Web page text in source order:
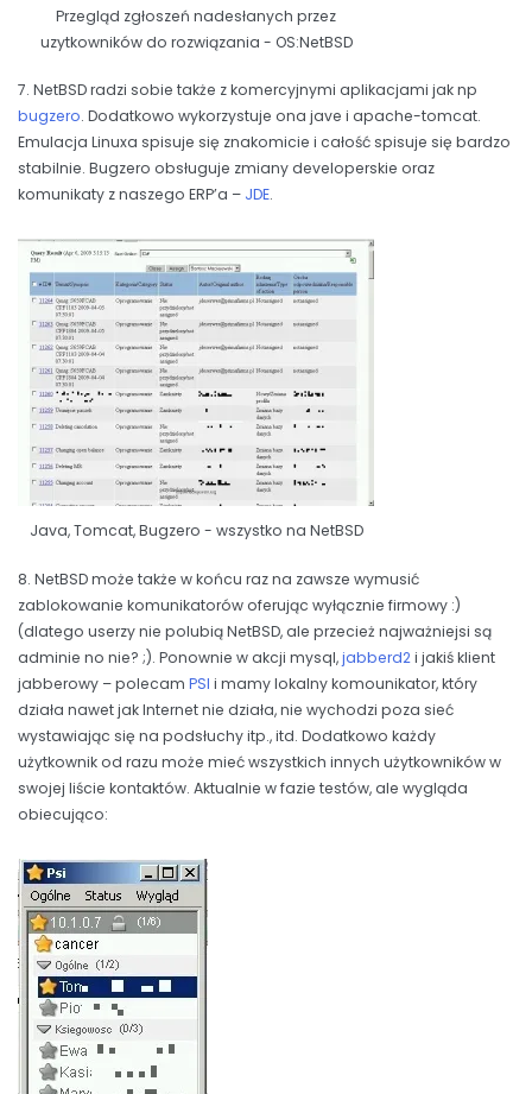
Przegląd zgłoszeń nadesłanych przez
uzytkowników do rozwiązania - OS:NetBSD
7. NetBSD radzi sobie także z komercyjnymi aplikacjami jak np
bugzero. Dodatkowo wykorzystuje ona jave i apache-tomcat.
Emulacja Linuxa spisuje się znakomicie i całość spisuje się bardzo
stabilnie. Bugzero obsługuje zmiany developerskie oraz
komunikaty z naszego ERP’a – JDE.
Java, Tomcat, Bugzero - wszystko na NetBSD
8. NetBSD może także w końcu raz na zawsze wymusić
zablokowanie komunikatorów oferując wyłącznie firmowy :)
(dlatego userzy nie polubią NetBSD, ale przecież najważniejsi są
adminie no nie? ;). Ponownie w akcji mysql,jabberd2i jakiś klient
jabberowy – polecam PSI i mamy lokalny komounikator, który
działa nawet jak Internet nie działa, nie wychodzi poza sieć
wystawiając się na podsłuchy itp., itd. Dodatkowo każdy
użytkownik od razu może mieć wszystkich innych użytkowników w
swojej liście kontaktów. Aktualnie w fazie testów, ale wygląda
obiecująco: